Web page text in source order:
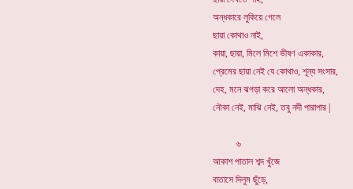
অন্ধকারে লুকিয়ে গেলে
ছায়া কোথাও নাই,
কায়া, ছায়া, মিলে মিশে ভীষণ একাকার,
প্রেমের ছায়া নেই যে কোথাও, শূন্য সংসার,
দেহ, মনে ঝগড়া করে আলো অন্ধকার,
নৌকা নেই, মাঝি নেই, তবু নদী পারাপার |
৬
আকাশ পাতাল শব্দ খুঁজে
বাতাসে দিলুম ছুঁড়ে,